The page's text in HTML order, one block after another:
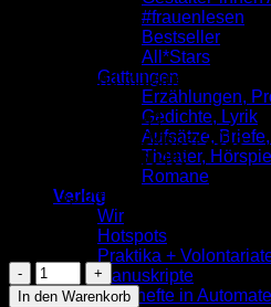
#frauenlesen
Bestseller
All*Stars
Gattungen
Erzählungen,
Gedichte, Lyrik
Aufsätze,
Theater,
Romane
Verlag
Wir
Hotspots
Praktika +
Manuskripte
Lesehefte in
Übersetzt und mit einem
Schöner Lesen 144
Veröffentlicht im Oktober 2015
ISBN: 9783955660499
Preis: 3,00 €
Bartolomeo
Scappi:
In den Warenkorb